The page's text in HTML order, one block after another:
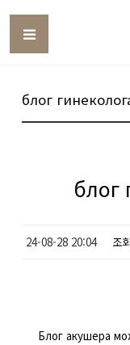
блог
блог
24-08-28 20:04 조회
Блог акушера